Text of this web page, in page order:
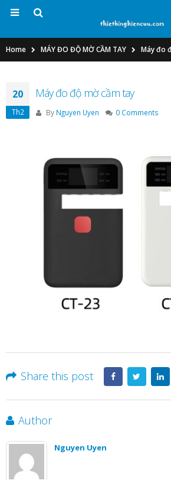
Home MÁY ĐO ĐỘ MỜ CẦM TAY Máy đo
20
Th2
Máy đo độ mờ cầm tay
By Nguyen Uyen 0 Comments
Share this post
Author
Nguyen Uyen